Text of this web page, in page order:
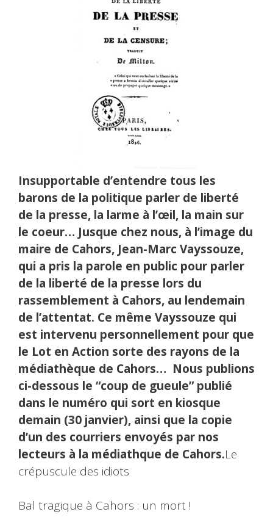
Insupportable d’entendre tous les
barons de la politique parler de liberté
de la presse, la larme à l’œil, la main sur
le coeur… Jusque chez nous, à l’image du
maire de Cahors, Jean-Marc Vayssouze,
qui a pris la parole en public pour parler
de la liberté de la presse lors du
rassemblement à Cahors, au lendemain
de l’attentat. Ce même Vayssouze qui
est intervenu personnellement pour que
le Lot en Action sorte des rayons de la
médiathèque de Cahors… Nous publions
ci-dessous le “coup de gueule” publié
dans le numéro qui sort en kiosque
demain (30 janvier), ainsi que la copie
d’un des courriers envoyés par nos
lecteurs à la médiathque de Cahors.Le
crépuscule des idiots
Bal tragique à Cahors : un mort !